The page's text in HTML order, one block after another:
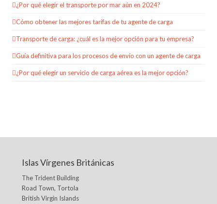
¿Por qué elegir el transporte por mar aún en 2024?
Cómo obtener las mejores tarifas de tu agente de carga
Transporte de carga: ¿cuál es la mejor opción para tu empresa?
Guía definitiva para los procesos de envío con un agente de carga
¿Por qué elegir un servicio de carga aérea es la mejor opción?
Islas Vírgenes Británicas
The Trident Building
Road Town, Tortola
British Virgin Islands